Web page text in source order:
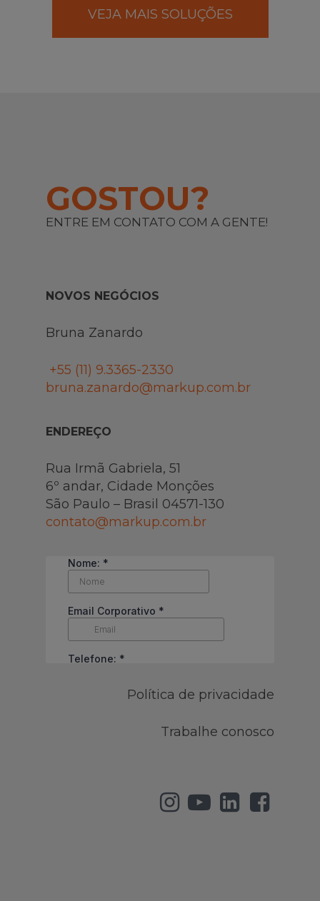
VEJA MAIS SOLUÇÕES
GOSTOU?
ENTRE EM CONTATO COM A GENTE!
NOVOS NEGÓCIOS
Bruna Zanardo
+55 (11) 9.3365-2330
bruna.zanardo@markup.com.br
ENDEREÇO
Rua Irmã Gabriela, 51
6º andar, Cidade Monções
São Paulo – Brasil 04571-130
contato@markup.com.br
Política de privacidade
Trabalhe conosco